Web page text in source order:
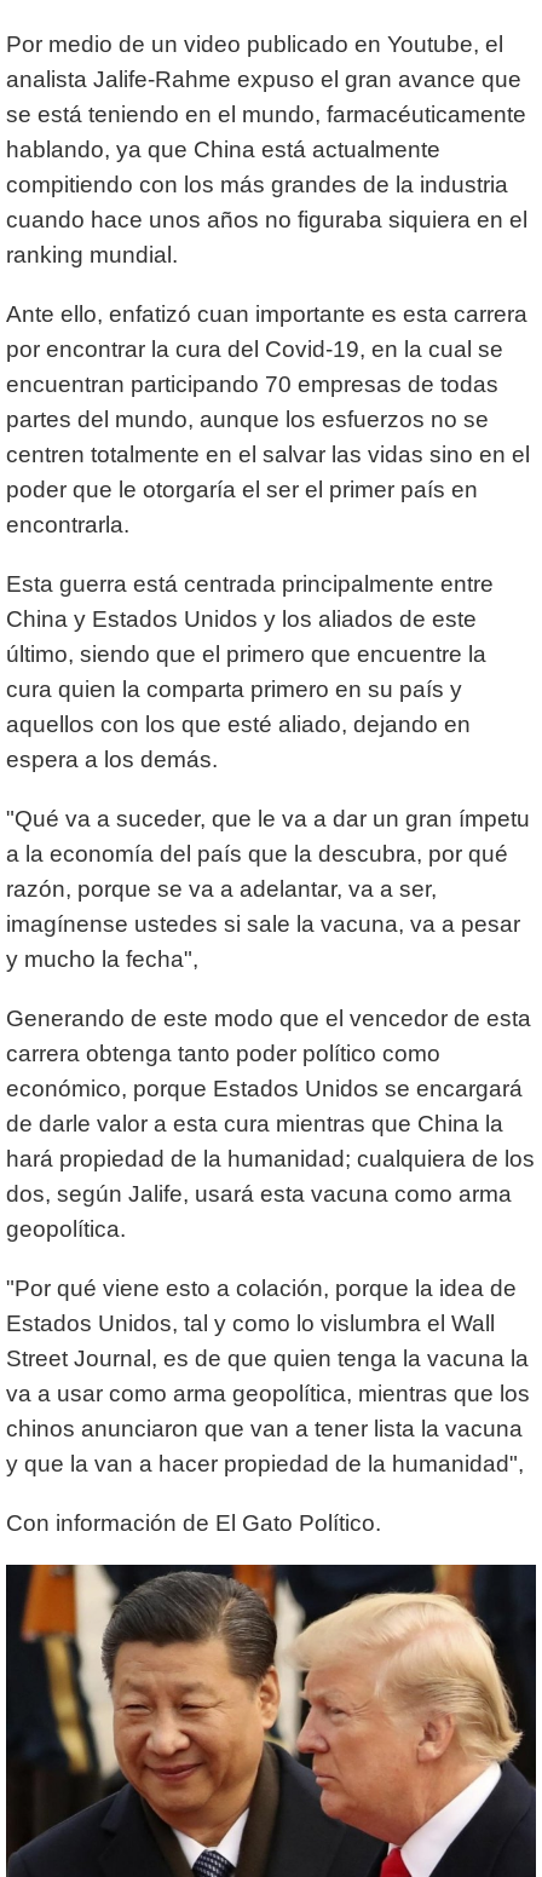
Por medio de un video publicado en Youtube, el
analista Jalife-Rahme expuso el gran avance que
se está teniendo en el mundo, farmacéuticamente
hablando, ya que China está actualmente
compitiendo con los más grandes de la industria
cuando hace unos años no figuraba siquiera en el
ranking mundial.
Ante ello, enfatizó cuan importante es esta carrera
por encontrar la cura del Covid-19, en la cual se
encuentran participando 70 empresas de todas
partes del mundo, aunque los esfuerzos no se
centren totalmente en el salvar las vidas sino en el
poder que le otorgaría el ser el primer país en
encontrarla.
Esta guerra está centrada principalmente entre
China y Estados Unidos y los aliados de este
último, siendo que el primero que encuentre la
cura quien la comparta primero en su país y
aquellos con los que esté aliado, dejando en
espera a los demás.
"Qué va a suceder, que le va a dar un gran ímpetu
a la economía del país que la descubra, por qué
razón, porque se va a adelantar, va a ser,
imagínense ustedes si sale la vacuna, va a pesar
y mucho la fecha",
Generando de este modo que el vencedor de esta
carrera obtenga tanto poder político como
económico, porque Estados Unidos se encargará
de darle valor a esta cura mientras que China la
hará propiedad de la humanidad; cualquiera de los
dos, según Jalife, usará esta vacuna como arma
geopolítica.
"Por qué viene esto a colación, porque la idea de
Estados Unidos, tal y como lo vislumbra el Wall
Street Journal, es de que quien tenga la vacuna la
va a usar como arma geopolítica, mientras que los
chinos anunciaron que van a tener lista la vacuna
y que la van a hacer propiedad de la humanidad",
Con información de El Gato Político.